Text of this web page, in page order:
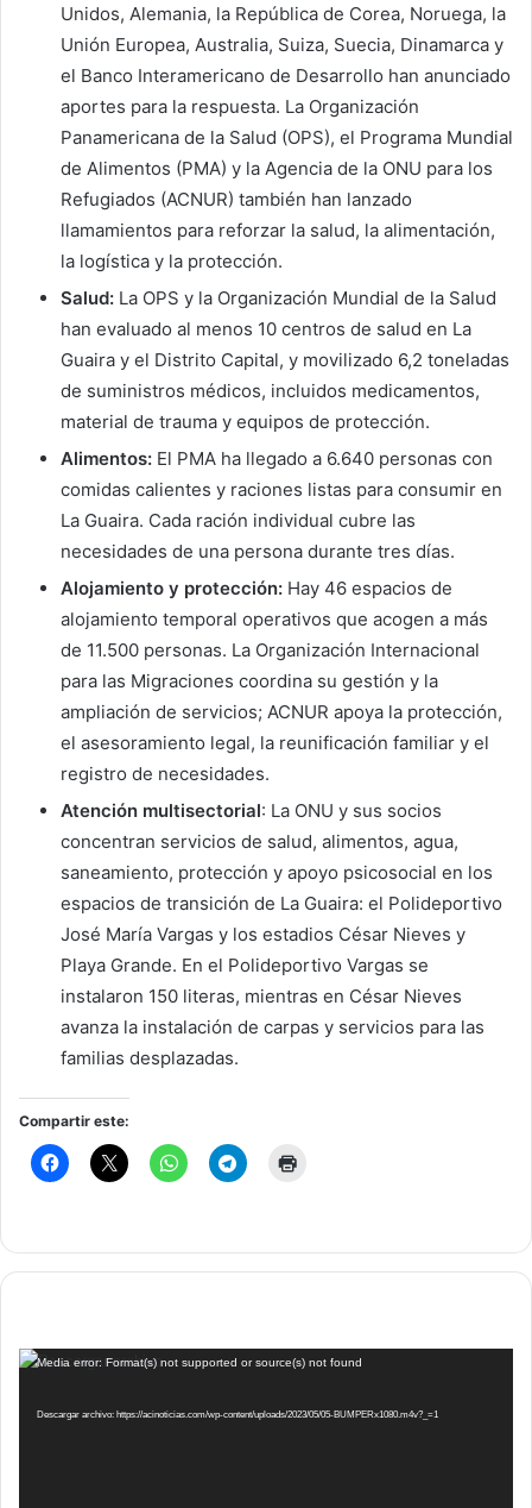
Unidos, Alemania, la República de Corea, Noruega, la
Unión Europea, Australia, Suiza, Suecia, Dinamarca y
el Banco Interamericano de Desarrollo han anunciado
aportes para la respuesta. La Organización
Panamericana de la Salud (OPS), el Programa Mundial
de Alimentos (PMA) y la Agencia de la ONU para los
Refugiados (ACNUR) también han lanzado
llamamientos para reforzar la salud, la alimentación,
la logística y la protección.
Salud: La OPS y la Organización Mundial de la Salud
han evaluado al menos 10 centros de salud en La
Guaira y el Distrito Capital, y movilizado 6,2 toneladas
de suministros médicos, incluidos medicamentos,
material de trauma y equipos de protección.
Alimentos: El PMA ha llegado a 6.640 personas con
comidas calientes y raciones listas para consumir en
La Guaira. Cada ración individual cubre las
necesidades de una persona durante tres días.
Alojamiento y protección: Hay 46 espacios de
alojamiento temporal operativos que acogen a más
de 11.500 personas. La Organización Internacional
para las Migraciones coordina su gestión y la
ampliación de servicios; ACNUR apoya la protección,
el asesoramiento legal, la reunificación familiar y el
registro de necesidades.
Atención multisectorial: La ONU y sus socios
concentran servicios de salud, alimentos, agua,
saneamiento, protección y apoyo psicosocial en los
espacios de transición de La Guaira: el Polideportivo
José María Vargas y los estadios César Nieves y
Playa Grande. En el Polideportivo Vargas se
instalaron 150 literas, mientras en César Nieves
avanza la instalación de carpas y servicios para las
familias desplazadas.
Compartir este:
Reproductor
vídeo
Media error: Format(s) not supported or source(s) not found
Descargar archivo: https://acinoticias.com/wp-content/uploads/2023/05/05-BUMPERx1080.m4v?_=1